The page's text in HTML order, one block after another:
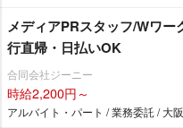
メディアPRスタッフ/Wワ
行直帰・日払いOK
合同会社ジーニー
時給2,200円～
アルバイト・パート / 業務委託 / 大